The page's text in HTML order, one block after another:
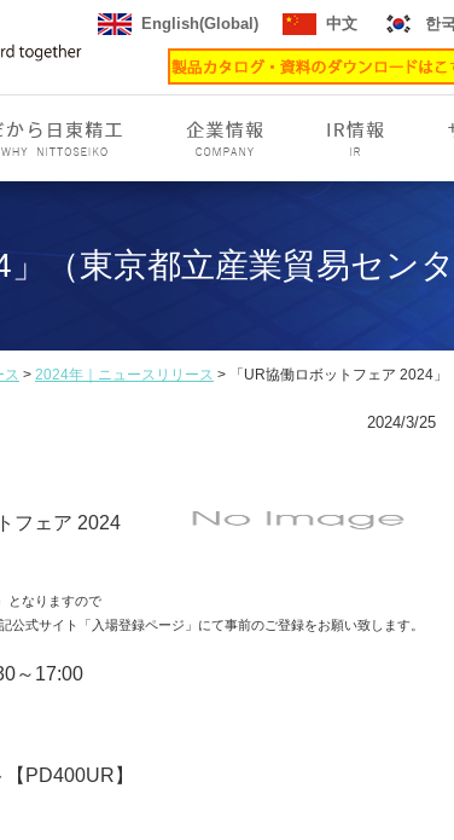
English(Global) 中文 한
」（東京都立産業貿易セン
ス > 2024年｜ニュースリリース > 「UR協働ロボットフェア 2024
2024/3/25
ェア 2024
となりますので
公式サイト「入場登録ページ」にて事前のご登録をお願い致します。
～17:00
PD400UR】